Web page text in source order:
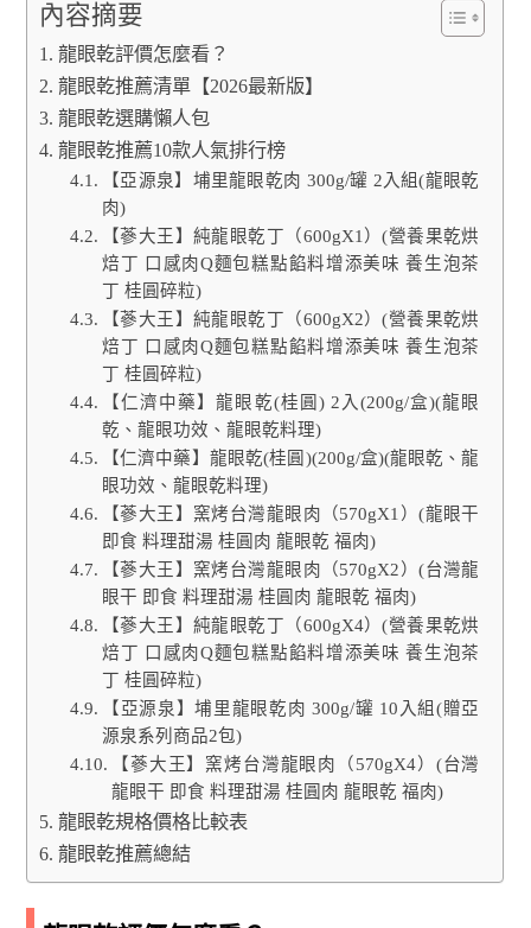
內容摘要
龍眼乾評價怎麼看？
龍眼乾推薦清單【2026最新版】
龍眼乾選購懶人包
龍眼乾推薦10款人氣排行榜
【亞源泉】埔里龍眼乾肉 300g/罐 2入組(龍眼乾
肉)
【蔘大王】純龍眼乾丁（600gX1）(營養果乾烘
焙丁 口感肉Q麵包糕點餡料增添美味 養生泡茶
丁 桂圓碎粒)
【蔘大王】純龍眼乾丁（600gX2）(營養果乾烘
焙丁 口感肉Q麵包糕點餡料增添美味 養生泡茶
丁 桂圓碎粒)
【仁濟中藥】龍眼乾(桂圓) 2入(200g/盒)(龍眼
乾、龍眼功效、龍眼乾料理)
【仁濟中藥】龍眼乾(桂圓)(200g/盒)(龍眼乾、龍
眼功效、龍眼乾料理)
【蔘大王】窯烤台灣龍眼肉（570gX1）(龍眼干
即食 料理甜湯 桂圓肉 龍眼乾 福肉)
【蔘大王】窯烤台灣龍眼肉（570gX2）(台灣龍
眼干 即食 料理甜湯 桂圓肉 龍眼乾 福肉)
【蔘大王】純龍眼乾丁（600gX4）(營養果乾烘
焙丁 口感肉Q麵包糕點餡料增添美味 養生泡茶
丁 桂圓碎粒)
【亞源泉】埔里龍眼乾肉 300g/罐 10入組(贈亞
源泉系列商品2包)
【蔘大王】窯烤台灣龍眼肉（570gX4）(台灣
龍眼干 即食 料理甜湯 桂圓肉 龍眼乾 福肉)
龍眼乾規格價格比較表
龍眼乾推薦總結